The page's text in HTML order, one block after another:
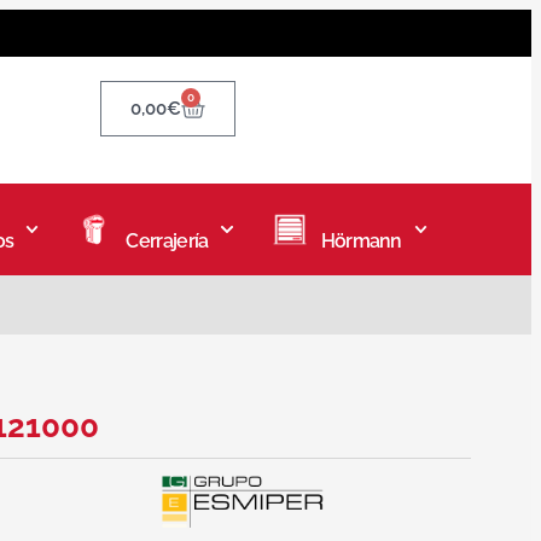
0,00€ 0
Cerrajería Hörmann